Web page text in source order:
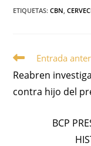
ETIQUETAS:CBN,
Entrada
Reabren
contra hijo del
BCP